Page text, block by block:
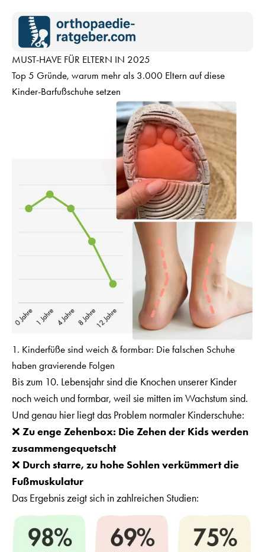
MUST-HAVE FÜR ELTERN IN 2025
Top 5 Gründe, warum mehr als 3.000 Eltern auf diese
Kinder-Barfußschuhe setzen
1. Kinderfüße sind weich & formbar: Die falschen Schuhe
haben gravierende Folgen
Bis zum 10. Lebensjahr sind die Knochen unserer Kinder
noch weich und formbar, weil sie mitten im Wachstum sind.
Und genau hier liegt das Problem normaler Kinderschuhe:
❌ Zu enge Zehenbox: Die Zehen der Kids werden
zusammengequetscht
❌ Durch starre, zu hohe Sohlen verkümmert die
Fußmuskulatur
Das Ergebnis zeigt sich in zahlreichen Studien: